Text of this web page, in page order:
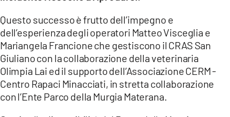
Questo successo è frutto dell’impegno e
dell’esperienza degli operatori Matteo Visceglia e
Mariangela Francione che gestiscono il CRAS San
Giuliano con la collaborazione della veterinaria
Olimpia Lai ed il supporto dell’Associazione CERM -
Centro Rapaci Minacciati, in stretta collaborazione
con l’Ente Parco della Murgia Materana.